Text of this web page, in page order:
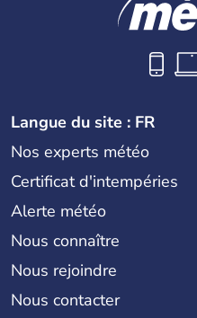
Langue du site : FR
Nos experts météo
Certificat d'intempéries
Alerte météo
Nous connaître
Nous rejoindre
Nous contacter